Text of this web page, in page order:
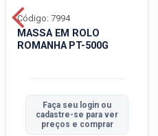
MASSA EM ROLO
ROMANHA PT-500G
Código: 7994
Faça seu login ou
cadastre-se para ver
preços e comprar